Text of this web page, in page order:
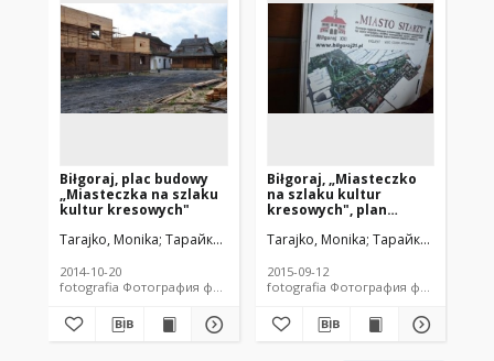
Biłgoraj, plac budowy
„Miasteczka na szlaku
kultur kresowych"
Tarajko, Monika Тарайко, Моника Тарайко, Моніка
2014-10-20
fotografia Фотография фотографіа
Biłgoraj, „Miasteczko
na szlaku kultur
kresowych", plan
Tarajko, Monika Тарайко, Моника
2015-09-12
fotografia Фотография фотографіа